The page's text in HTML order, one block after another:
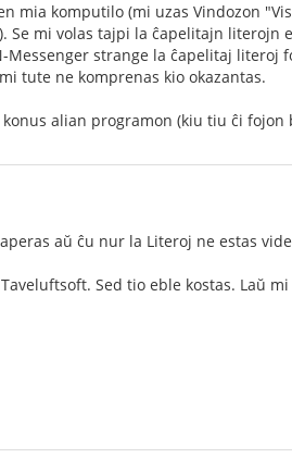
mia komputilo (mi uzas Vindozon
Se mi volas tajpi la ĉapelitajn
Messenger strange la ĉapelitaj
tute ne komprenas kio okazantas.
alian programon (kiu tiu ĉi
aŭ ĉu nur la Literoj ne estas
Sed tio eble kostas. Laŭ